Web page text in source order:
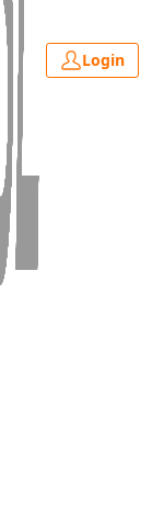
Login